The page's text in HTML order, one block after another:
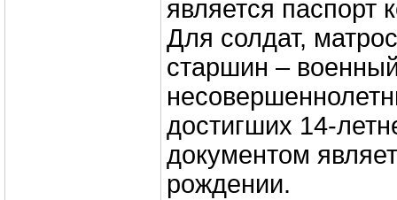
является паспорт
Для солдат,
старшин –
достигших 14-
документом
рождении.